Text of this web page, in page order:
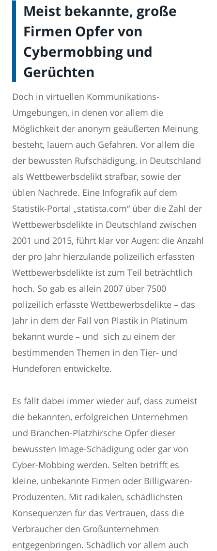
Meist bekannte, große
Firmen Opfer von
Cybermobbing und
Gerüchten
Doch in virtuellen Kommunikations-
Umgebungen, in denen vor allem die
Möglichkeit der anonym geäußerten Meinung
besteht, lauern auch Gefahren. Vor allem die
der bewussten Rufschädigung, in Deutschland
als Wettbewerbsdelikt strafbar, sowie der
üblen Nachrede. Eine Infografik auf dem
Statistik-Portal „statista.com“ über die Zahl der
Wettbewerbsdelikte in Deutschland zwischen
2001 und 2015, führt klar vor Augen: die Anzahl
der pro Jahr hierzulande polizeilich erfassten
Wettbewerbsdelikte ist zum Teil beträchtlich
hoch. So gab es allein 2007 über 7500
polizeilich erfasste Wettbewerbsdelikte – das
Jahr in dem der Fall von Plastik in Platinum
bekannt wurde – und sich zu einem der
bestimmenden Themen in den Tier- und
Hundeforen entwickelte.
Es fällt dabei immer wieder auf, dass zumeist
die bekannten, erfolgreichen Unternehmen
und Branchen-Platzhirsche Opfer dieser
bewussten Image-Schädigung oder gar von
Cyber-Mobbing werden. Selten betrifft es
kleine, unbekannte Firmen oder Billigwaren-
Produzenten. Mit radikalen, schädlichsten
Konsequenzen für das Vertrauen, dass die
Verbraucher den Großunternehmen
entgegenbringen. Schädlich vor allem auch